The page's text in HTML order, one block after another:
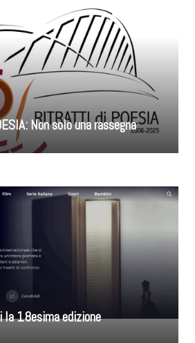
Non solo una rassegna
la 18esima edizione